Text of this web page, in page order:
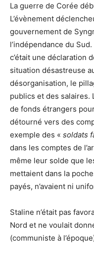
La guerre de Corée
L’évènement
gouvernement de
l’indépendance du
c’était une déclaration
situation désastreuse
désorganisation, le
publics et des salaires.
de fonds étrangers
détourné vers des
exemple des « soldats
dans les comptes de
même leur solde que
mettaient dans la
payés, n’avaient ni
Staline n’était pas
Nord et ne voulait
(communiste à